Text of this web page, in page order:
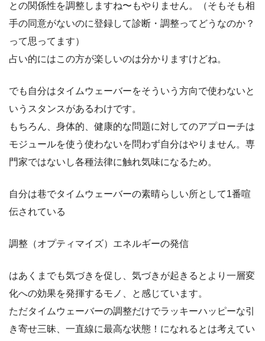
との関係性を調整しますね〜もやりません。（そもそも相
手の同意がないのに登録して診断・調整ってどうなのか？
って思ってます）
占い的にはこの方が楽しいのは分かりますけどね。
でも自分はタイムウェーバーをそういう方向で使わないと
いうスタンスがあるわけです。
もちろん、身体的、健康的な問題に対してのアプローチは
モジュールを使う使わないを問わず自分はやりません。専
門家ではないし各種法律に触れ気味になるため。
自分は巷でタイムウェーバーの素晴らしい所として1番喧
伝されている
調整（オプティマイズ）エネルギーの発信
はあくまでも気づきを促し、気づきが起きるとより一層変
化への効果を発揮するモノ、と感じています。
ただタイムウェーバーの調整だけでラッキーハッピーな引
き寄せ三昧、一直線に最高な状態！になれるとは考えてい